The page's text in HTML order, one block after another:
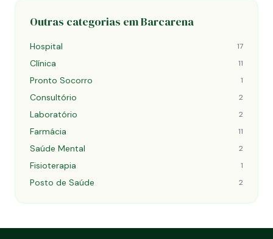
Outras categorias em Barcarena
Hospital 17
Clínica 11
Pronto Socorro 1
Consultório 2
Laboratório 2
Farmácia 11
Saúde Mental 2
Fisioterapia 1
Posto de Saúde 2